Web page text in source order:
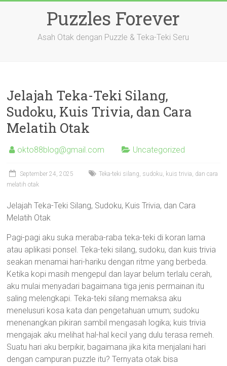
Puzzles Forever
Asah Otak dengan Puzzle & Teka-Teki Seru
Jelajah Teka-Teki Silang,
Sudoku, Kuis Trivia, dan Cara
Melatih Otak
okto88blog@gmail.com Uncategorized
September 24, 2025
Teka-teki silang, sudoku, kuis trivia, dan cara
melatih otak
Jelajah Teka-Teki Silang, Sudoku, Kuis Trivia, dan Cara
Melatih Otak
Pagi-pagi aku suka meraba-raba teka-teki di koran lama
atau aplikasi ponsel. Teka-teki silang, sudoku, dan kuis trivia
seakan menamai hari-hariku dengan ritme yang berbeda.
Ketika kopi masih mengepul dan layar belum terlalu cerah,
aku mulai menyadari bagaimana tiga jenis permainan itu
saling melengkapi. Teka-teki silang memaksa aku
menelusuri kosa kata dan pengetahuan umum; sudoku
menenangkan pikiran sambil mengasah logika; kuis trivia
mengajak aku melihat hal-hal kecil yang dulu terasa remeh.
Suatu hari aku berpikir, bagaimana jika kita menjalani hari
dengan campuran puzzle itu? Ternyata otak bisa